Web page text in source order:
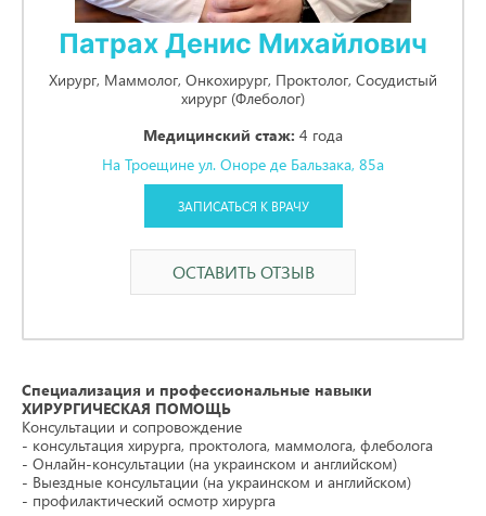
Патрах Денис Михайлович
Хирург, Маммолог, Онкохирург, Проктолог, Сосудистый
хирург (Флеболог)
Медицинский стаж: 4 года
На Троещине ул. Оноре де Бальзака, 85а
ЗАПИСАТЬСЯ К ВРАЧУ
ОСТАВИТЬ ОТЗЫВ
Специализация и профессиональные навыки
ХИРУРГИЧЕСКАЯ ПОМОЩЬ
Консультации и сопровождение
- консультация хирурга, проктолога, маммолога, флеболога
- Онлайн-консультации (на украинском и английском)
- Выездные консультации (на украинском и английском)
- профилактический осмотр хирурга